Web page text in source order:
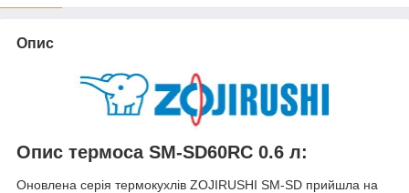
Опис
Опис термоса SM-SD60RC 0.6 л:
Оновлена серія термокухлів ZOJIRUSHI SM-SD прийшла на